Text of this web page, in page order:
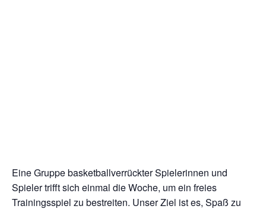
Eine Gruppe basketballverrückter Spielerinnen und
Spieler trifft sich einmal die Woche, um ein freies
Trainingsspiel zu bestreiten. Unser Ziel ist es, Spaß zu